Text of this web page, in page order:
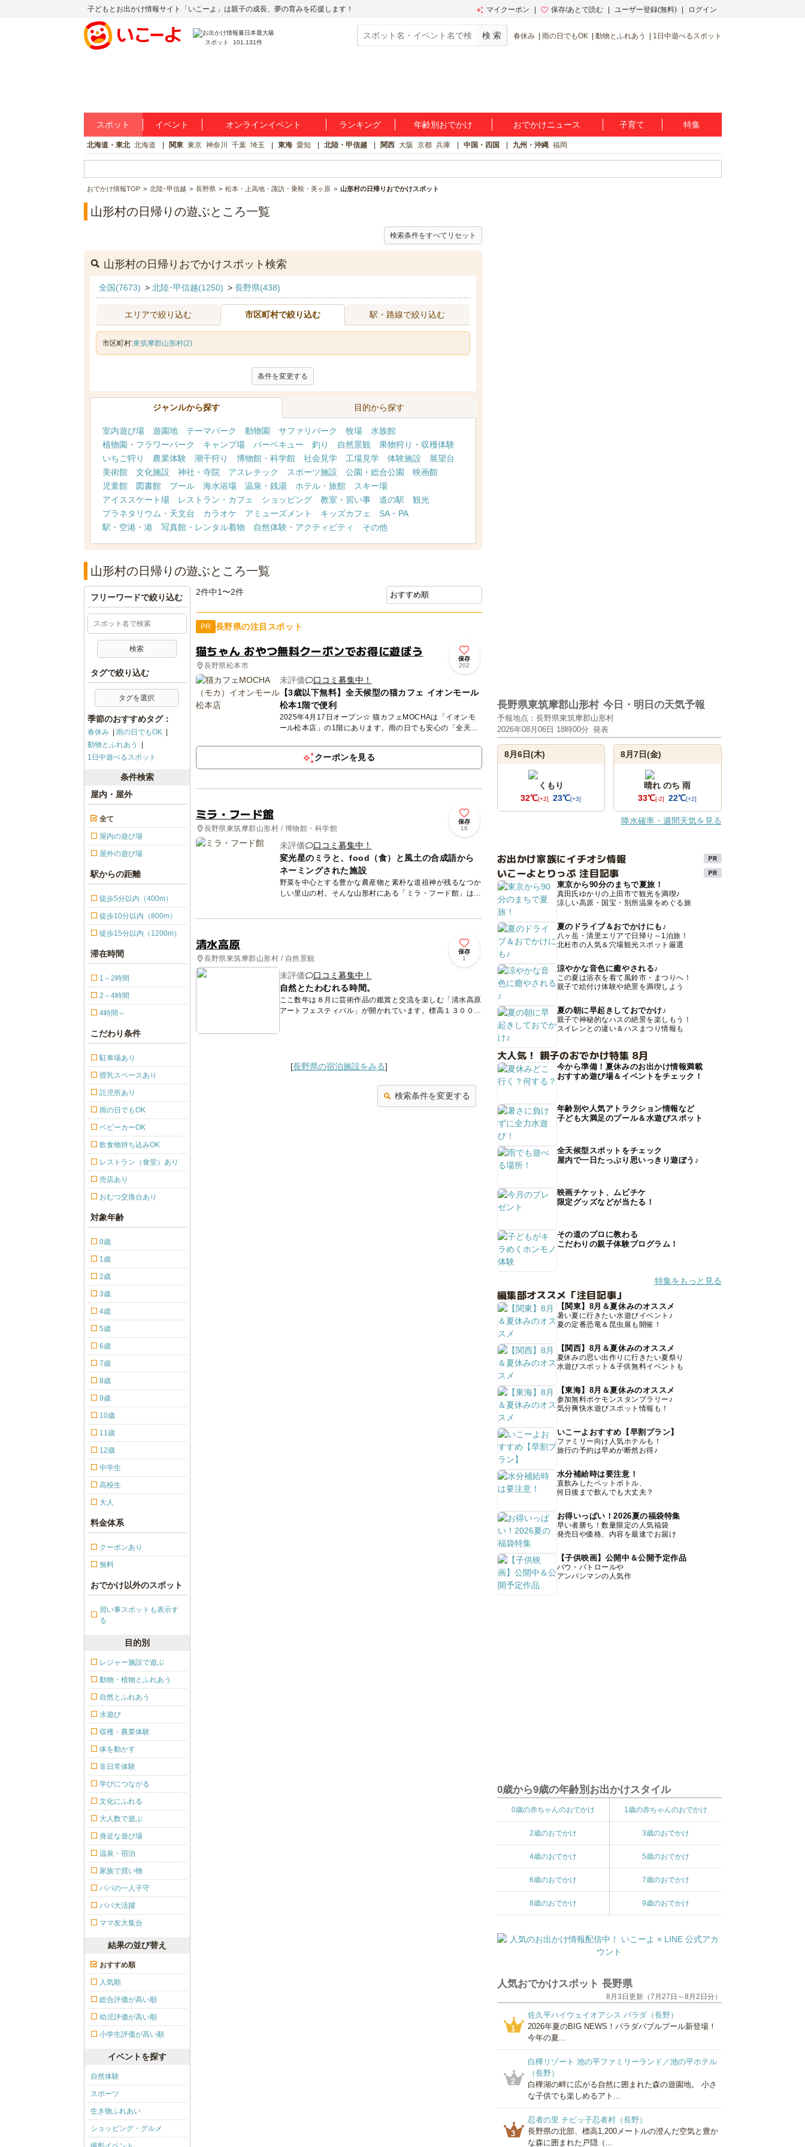
子どもとお出かけ情報サイト「いこーよ」は親子の成長、夢の育みを応援します！ マイクーポン 保存/あとで読む ユーザー登録(無料) ログイン
スポット 101,131件
春休み 雨の日でもOK 動物とふれあう 1日中遊べるスポット
スポット イベント オンラインイベント ランキング 年齢別おでかけ おでかけニュース 子育て 特集
北海道・東北 北海道 関東 東京 神奈川 千葉 埼玉 東海 愛知 北陸・甲信越 関西 大阪 京都 兵庫 中国・四国 九州・沖縄 福岡
おでかけ情報TOP 北陸･甲信越 長野県 松本・上高地・諏訪・乗鞍・美ヶ原 山形村の日帰りおでかけスポット
山形村の日帰りの遊ぶところ一覧
検索条件をすべてリセット
山形村の日帰りおでかけスポット検索
全国(7673) > 北陸･甲信越(1250) > 長野県(438)
エリアで絞り込む 市区町村で絞り込む 駅・路線で絞り込む
市区町村:東筑摩郡山形村(2)
条件を変更する
ジャンルから探す 目的から探す
室内遊び場 遊園地 テーマパーク 動物園 サファリパーク 牧場
水族館
植物園・フラワーパーク
キャンプ場 バーベキュー 釣り 自然景観
果物狩り・収穫体験
いちご狩り
農業体験 潮干狩り 博物館・科学館 社会見学 工場見学 体験施設
展望台
美術館
文化施設 神社・寺院 アスレチック スポーツ施設 公園・総合公園
映画館
児童館
図書館 プール 海水浴場 温泉・銭湯 ホテル・旅館
スキー場
アイススケート場
レストラン・カフェ ショッピング 教室・習い事 道の駅
観光
プラネタリウム・天文台
カラオケ アミューズメント キッズカフェ
SA・PA
駅・空港・港
写真館・レンタル着物 自然体験・アクティビティ その他
山形村の日帰りの遊ぶところ一覧
2件中1〜2件
PR 長野県の注目スポット
猫ちゃん おやつ無料クーポンでお得に遊ぼう
長野県松本市
保存
202
未評価
口コミ募集中！
【3歳以下無料】全天候型の猫カフェ イオンモール
松本1階で便利
2025年4月17日オープン☆ 猫カフェMOCHAは「イオンモ
ール松本店」の1階にあります。雨の日でも安心の「全天候
クーポンを見る
ミラ・フード館
長野県東筑摩郡山形村 / 博物館・科学館
保存
16
未評価
口コミ募集中！
変光星のミラと、food（食）と風土の合成語から
ネーミングされた施設
野菜を中心とする豊かな農産物と素朴な道祖神が残るなつか
しい里山の村。そんな山形村にある「ミラ・フード館」は、
清水高原
長野県東筑摩郡山形村 / 自然景観
保存
1
未評価
口コミ募集中！
自然とたわむれる時間。
ここ数年は８月に芸術作品の鑑賞と交流を楽しむ「清水高原
アートフェスティバル」が開かれています。標高１３００～
て多彩な作品...
[長野県の宿泊施設をみる]
検索条件を変更する
フリーワードで絞り込む
タグで絞り込む
タグを選択
季節のおすすめタグ：
春休み
雨の日でもOK
動物とふれあう
1日中遊べるスポット
条件検索
屋内・屋外
全て
屋内の遊び場
屋外の遊び場
駅からの距離
徒歩5分以内（400m）
徒歩10分以内（800m）
徒歩15分以内（1200m）
滞在時間
1～2時間
2～4時間
4時間～
こだわり条件
駐車場あり
授乳スペースあり
託児所あり
雨の日でもOK
ベビーカーOK
飲食物持ち込みOK
レストラン（食堂）あり
売店あり
おむつ交換台あり
対象年齢
0歳
1歳
2歳
3歳
4歳
5歳
6歳
7歳
8歳
9歳
10歳
11歳
12歳
中学生
高校生
大人
料金体系
クーポンあり
無料
おでかけ以外のスポット
習い事スポットも表示す
る
目的別
レジャー施設で遊ぶ
動物・植物とふれあう
自然とふれあう
水遊び
収穫・農業体験
体を動かす
非日常体験
学びにつながる
文化にふれる
大人数で遊ぶ
身近な遊び場
温泉・宿泊
家族で買い物
パパの一人子守
パパ大活躍
ママ友大集合
結果の並び替え
おすすめ順
人気順
総合評価が高い順
幼児評価が高い順
小学生評価が高い順
イベントを探す
自然体験
スポーツ
生き物ふれあい
ショッピング・グルメ
長野県東筑摩郡山形村 今日・明日の天気予報
予報地点：長野県東筑摩郡山形村
2026年08月06日 18時00分 発表
8月6日(木)
くもり
32℃[+2] 23℃[+3]
8月7日(金)
晴れ のち 雨
33℃[-2] 22℃[+2]
降水確率・週間天気を見る
お出かけ家族にイチオシ情報
いこーよとりっぷ 注目記事
東京から90分のまちで夏旅！
真田氏ゆかりの上田市で観光を満喫♪
涼しい高原・国宝・別所温泉をめぐる旅
夏のドライブ＆おでかけにも♪
八ヶ岳・清里エリアで日帰り～1泊旅！
北杜市の人気＆穴場観光スポット厳選
涼やかな音色に癒やされる♪
この夏は浴衣を着て風鈴市・まつりへ！
親子で絵付け体験や絶景を満喫しよう
夏の朝に早起きしておでかけ♪
親子で神秘的なハスの絶景を楽しもう！
スイレンとの違い＆ハスまつり情報も
大人気！ 親子のおでかけ特集 8月
今から準備！夏休みのお出かけ情報満載
おすすめ遊び場＆イベントをチェック！
年齢別や人気アトラクション情報など
子ども大満足のプール＆水遊びスポット
全天候型スポットをチェック
屋内で一日たっぷり思いっきり遊ぼう♪
映画チケット、ムビチケ
限定グッズなどが当たる！
その道のプロに教わる
こだわりの親子体験プログラム！
特集をもっと見る
編集部オススメ「注目記事」
【関東】8月＆夏休みのオススメ
暑い夏に行きたい水遊びイベント♪
夏の定番恐竜＆昆虫展も開催！
【関西】8月＆夏休みのオススメ
夏休みの思い出作りに行きたい夏祭り
水遊びスポット＆子供無料イベントも
【東海】8月＆夏休みのオススメ
参加無料ポケモンスタンプラリー♪
気分爽快水遊びスポット情報も！
いこーよおすすめ【早割プラン】
ファミリー向け人気ホテルも！
旅行の予約は早めが断然お得♪
水分補給時は要注意！
直飲みしたペットボトル、
何日後まで飲んでも大丈夫？
お得いっぱい！2026夏の福袋特集
早い者勝ち！数量限定の人気福袋
発売日や価格、内容を最速でお届け
【子供映画】公開中＆公開予定作品
パウ・パトロールや
アンパンマンの人気作
0歳から9歳の年齢別お出かけスタイル
0歳の赤ちゃんのおでかけ 1歳の赤ちゃんのおでかけ
2歳のおでかけ 3歳のおでかけ
4歳のおでかけ 5歳のおでかけ
6歳のおでかけ 7歳のおでかけ
8歳のおでかけ 9歳のおでかけ
人気おでかけスポット 長野県
8月3日更新（7月27日～8月2日分）
1
佐久平ハイウェイオアシス パラダ（長野）
2026年夏のBIG NEWS！パラダバブルプール新登場！
今年の夏...
2
白樺リゾート 池の平ファミリーランド／池の平ホテル
（長野）
白樺湖の畔に広がる自然に囲まれた森の遊園地。 小さ
な子供でも楽しめるアト...
3
忍者の里 チビッ子忍者村（長野）
長野県の北部、標高1,200メートルの澄んだ空気と豊か
な森に囲まれた戸隠（...